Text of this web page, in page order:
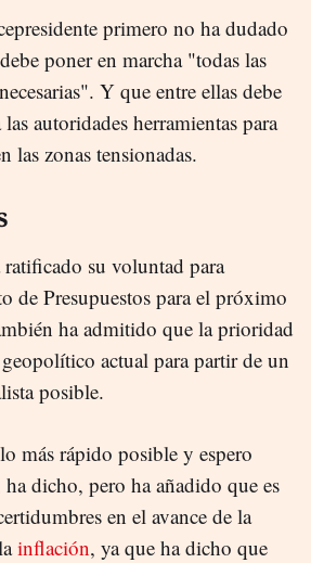
primero no ha dudado
poner en marcha "todas las
Y que entre ellas debe
autoridades herramientas para
las zonas tensionadas.
su voluntad para
de Presupuestos para el próximo
ha admitido que la prioridad
actual para partir de un
posible.
más rápido posible y espero
dicho, pero ha añadido que es
en el avance de la
inflación, ya que ha dicho que